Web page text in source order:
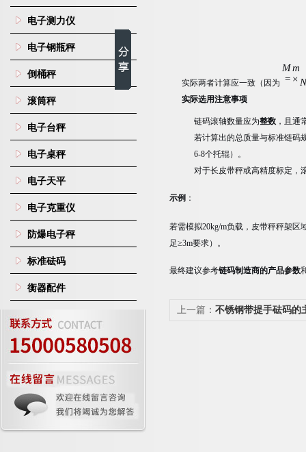
电子测力仪
电子钢瓶秤
倒桶秤
滚筒秤
电子台秤
电子桌秤
电子天平
电子克重仪
防爆电子秤
标准砝码
衡器配件
实际两者计算应一致（因为
M
=
m
× N
实际选用注意事项
链码滚轴数量应为整数 ，且通
若计算出的总质量与标准链码
6-8个托辊）。
对于长皮带秤或高精度标定，
示例 ：
若需模拟20kg/m负载，皮带秤秤架区
足≥3m要求）。
最终建议参考链码制造商的产品参数
上一篇： 不锈钢带提手砝码的